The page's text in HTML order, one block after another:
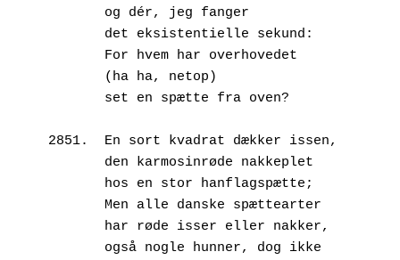
       og dér, jeg fanger
       det eksistentielle sekund:
       For hvem har overhovedet
       (ha ha, netop)
       set en spætte fra oven?
2851.  En sort kvadrat dækker issen,
       den karmosinrøde nakkeplet
       hos en stor hanflagspætte;
       Men alle danske spættearter
       har røde isser eller nakker,